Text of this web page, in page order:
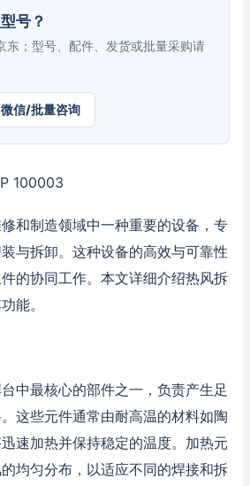
号？
东；型号、配件、发货或批量采购请
微信/批量咨询
100003
和制造领域中一种重要的设备，专
与拆卸。这种设备的高效与可靠性
的协同工作。本文详细介绍热风拆
能。
中最核心的部件之一，负责产生足
这些元件通常由耐高温的材料如陶
速加热并保持稳定的温度。加热元
均匀分布，以适应不同的焊接和拆